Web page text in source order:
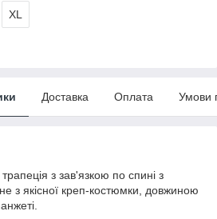
XL
Доставка Оплата Умови
з зав'язкою по спині з
з якісної креп-костюмки, довжиною